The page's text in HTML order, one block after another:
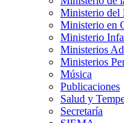
Ministerio del
Ministerio en
Ministerio
Ministerios
Ministerios
Música
Publicaciones
Salud y
Secretaría